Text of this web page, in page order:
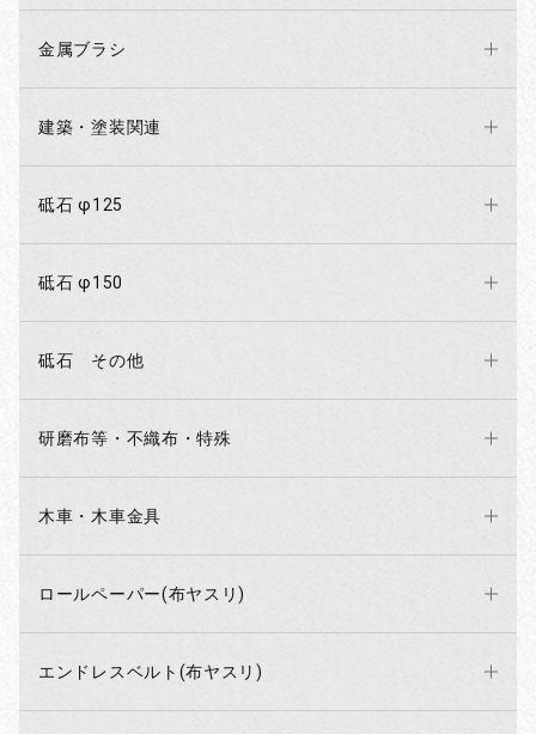
金属ブラシ
建築・塗装関連
砥石 φ125
砥石 φ150
砥石 その他
研磨布等・不織布・特殊
木車・木車金具
ロールペーパー(布ヤスリ)
エンドレスベルト(布ヤスリ)